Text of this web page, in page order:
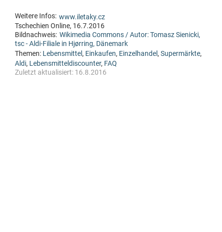
Weitere Infos: www.iletaky.cz
Tschechien Online, 16.7.2016
Bildnachweis: Wikimedia Commons / Autor: Tomasz Sienicki,
tsc - Aldi-Filiale in Hjørring, Dänemark
Themen: Lebensmittel, Einkaufen, Einzelhandel, Supermärkte,
Aldi, Lebensmitteldiscounter, FAQ
Zuletzt aktualisiert: 16.8.2016